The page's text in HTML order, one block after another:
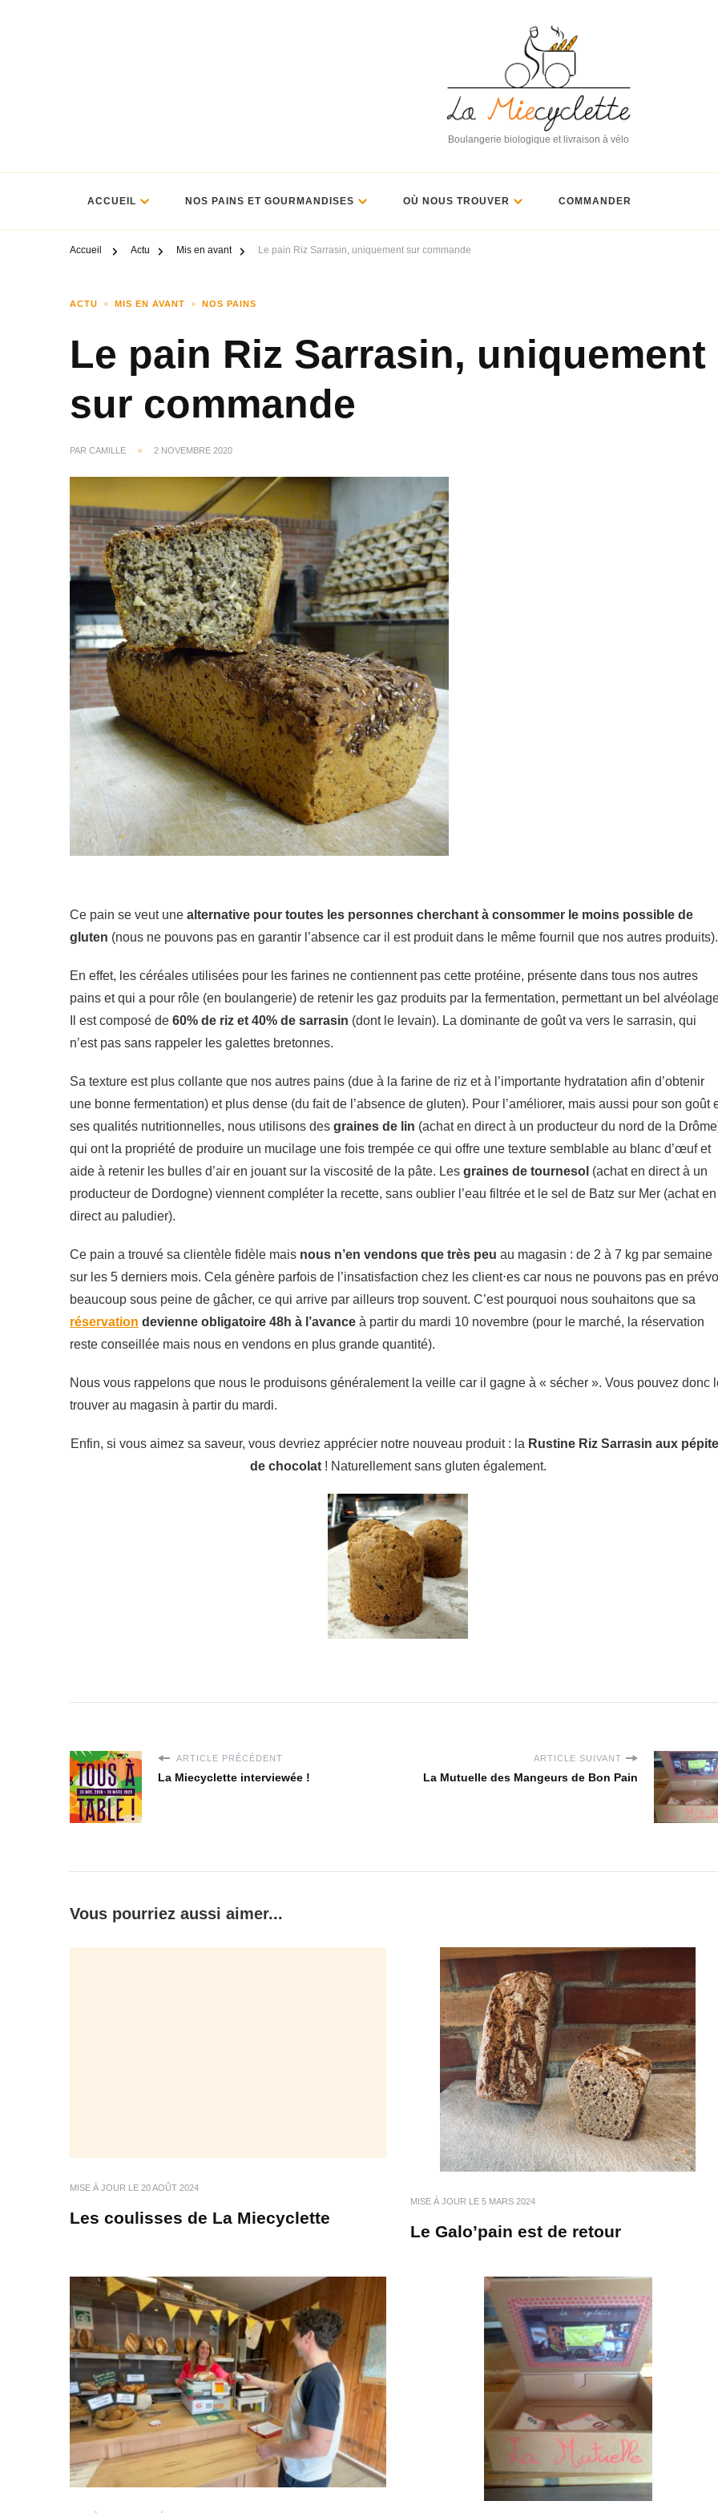
Boulangerie biologique et livraison à vélo
ACCUEIL NOS PAINS ET GOURMANDISES OÙ NOUS TROUVER COMMANDER
Accueil Actu Mis en avant Le pain Riz Sarrasin, uniquement sur commande
ACTU MIS EN AVANT NOS PAINS
Le pain Riz Sarrasin, uniquement
sur commande
PAR CAMILLE 2 NOVEMBRE 2020
Ce pain se veut une alternative pour toutes les personnes cherchant à consommer le moins possible de
gluten (nous ne pouvons pas en garantir l’absence car il est produit dans le même fournil que nos autres produits).
En effet, les céréales utilisées pour les farines ne contiennent pas cette protéine, présente dans tous nos autres
pains et qui a pour rôle (en boulangerie) de retenir les gaz produits par la fermentation, permettant un bel
Il est composé de 60% de riz et 40% de sarrasin (dont le levain). La dominante de goût va vers le sarrasin, qui
n’est pas sans rappeler les galettes bretonnes.
Sa texture est plus collante que nos autres pains (due à la farine de riz et à l’importante hydratation afin d’obtenir
une bonne fermentation) et plus dense (du fait de l’absence de gluten). Pour l’améliorer, mais aussi pour son goût
ses qualités nutritionnelles, nous utilisons des graines de lin (achat en direct à un producteur du nord de la
qui ont la propriété de produire un mucilage une fois trempée ce qui offre une texture semblable au blanc d’œuf et
aide à retenir les bulles d’air en jouant sur la viscosité de la pâte. Les graines de tournesol (achat en direct à un
producteur de Dordogne) viennent compléter la recette, sans oublier l’eau filtrée et le sel de Batz sur Mer (achat en
direct au paludier).
Ce pain a trouvé sa clientèle fidèle mais nous n’en vendons que très peu au magasin : de 2 à 7 kg par semaine
sur les 5 derniers mois. Cela génère parfois de l’insatisfaction chez les client⋅es car nous ne pouvons pas en
beaucoup sous peine de gâcher, ce qui arrive par ailleurs trop souvent. C’est pourquoi nous souhaitons que sa
réservation devienne obligatoire 48h à l’avance à partir du mardi 10 novembre (pour le marché, la réservation
reste conseillée mais nous en vendons en plus grande quantité).
Nous vous rappelons que nous le produisons généralement la veille car il gagne à « sécher ». Vous pouvez donc
trouver au magasin à partir du mardi.
Enfin, si vous aimez sa saveur, vous devriez apprécier notre nouveau produit : la Rustine Riz Sarrasin aux
de chocolat! Naturellement sans gluten également.
ARTICLE PRÉCÉDENT
La Miecyclette interviewée !
ARTICLE SUIVANT
La Mutuelle des Mangeurs de Bon Pain
Vous pourriez aussi aimer...
MISE À JOUR LE 20 AOÛT 2024
Les coulisses de La Miecyclette
MISE À JOUR LE 5 MARS 2024
Le Galo’pain est de retour